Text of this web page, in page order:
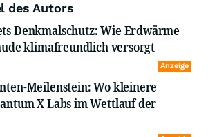
des Autors
Denkmalschutz: Wie Erdwärme
klimafreundlich versorgt
Anzeige
Meilenstein: Wo kleinere
X Labs im Wettlauf der